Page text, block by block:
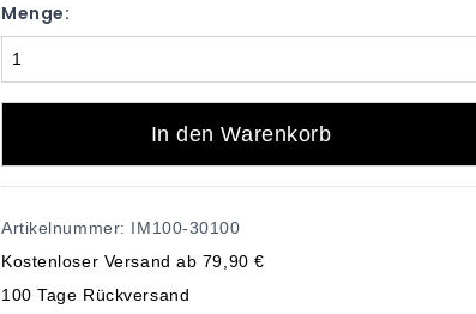
Menge:
In den Warenkorb
Artikelnummer: IM100-30100
Kostenloser Versand ab 79,90 €
100 Tage Rückversand